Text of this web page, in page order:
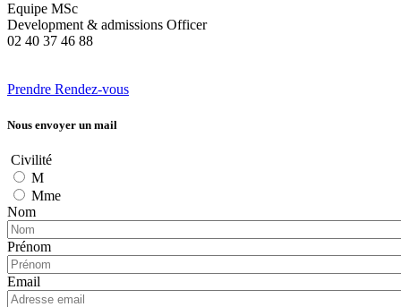
Equipe MSc
Development & admissions Officer
02 40 37 46 88
Prendre Rendez-vous
Nous envoyer un mail
Civilité
M
Mme
Nom
Prénom
Email